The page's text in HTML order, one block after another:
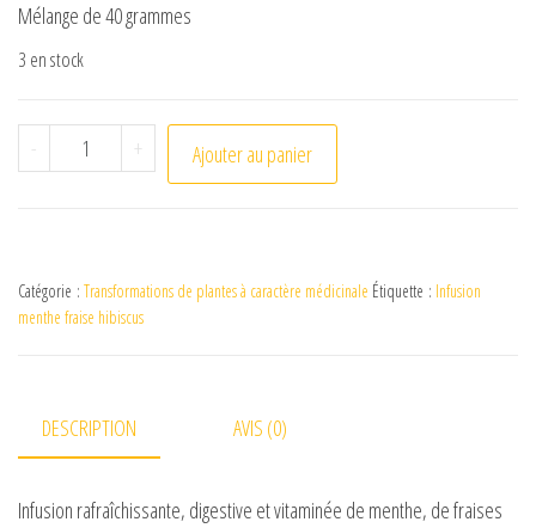
Mélange de 40 grammes
3 en stock
- quantité de Pochette d'infusion menthe fraise hibiscus
+ Ajouter au panier
Catégorie : Transformations de plantes à caractère médicinale Étiquette : Infusion
menthe fraise hibiscus
DESCRIPTION AVIS (0)
Infusion rafraîchissante, digestive et vitaminée de menthe, de fraises